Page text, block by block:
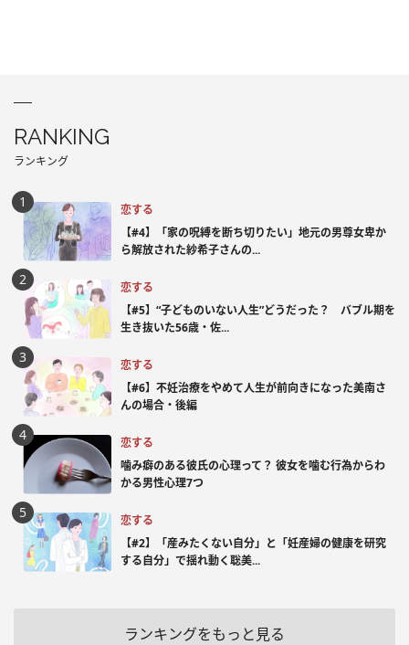
RANKING
ランキング
恋する
【#4】「家の呪縛を断ち切りたい」地元の男尊女卑か
ら解放された紗希子さんの...
恋する
【#5】“子どものいない人生”どうだった？ バブル期を
生き抜いた56歳・佐...
恋する
【#6】不妊治療をやめて人生が前向きになった美南さ
んの場合・後編
恋する
噛み癖のある彼氏の心理って？ 彼女を噛む行為からわ
かる男性心理7つ
恋する
【#2】「産みたくない自分」と「妊産婦の健康を研究
する自分」で揺れ動く聡美...
ランキングをもっと見る